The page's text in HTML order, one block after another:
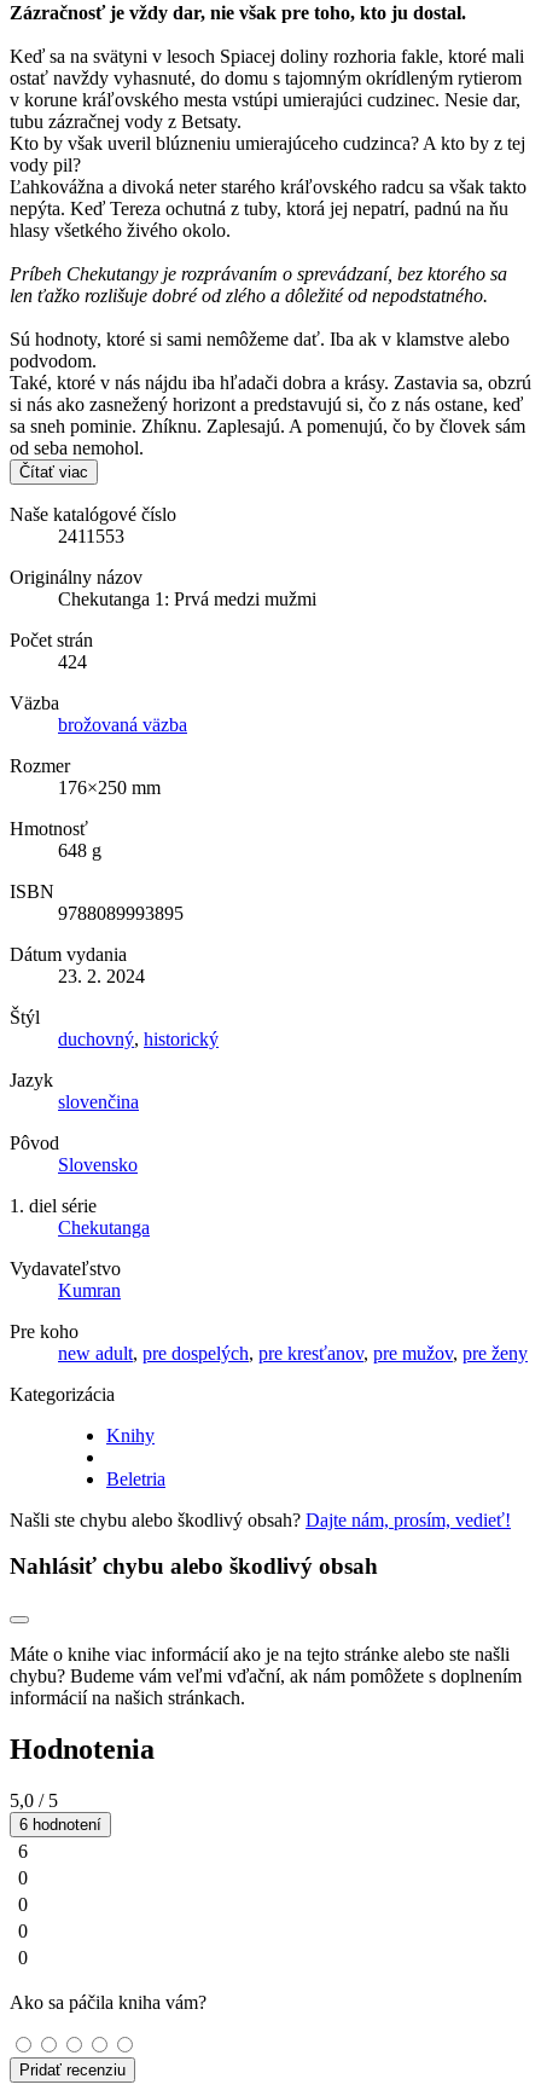
Zázračnosť je vždy dar, nie však pre toho, kto ju dostal.
Keď sa na svätyni v lesoch Spiacej doliny rozhoria fakle, ktoré mali
ostať navždy vyhasnuté, do domu s tajomným okrídleným rytierom
v korune kráľovského mesta vstúpi umierajúci cudzinec. Nesie dar,
tubu zázračnej vody z Betsaty.
Kto by však uveril blúzneniu umierajúceho cudzinca? A kto by z tej
vody pil?
Ľahkovážna a divoká neter starého kráľovského radcu sa však takto
nepýta. Keď Tereza ochutná z tuby, ktorá jej nepatrí, padnú na ňu
hlasy všetkého živého okolo.
Príbeh Chekutangy je rozprávaním o sprevádzaní, bez ktorého sa
len ťažko rozlišuje dobré od zlého a dôležité od nepodstatného.
Sú hodnoty, ktoré si sami nemôžeme dať. Iba ak v klamstve alebo
podvodom.
Také, ktoré v nás nájdu iba hľadači dobra a krásy. Zastavia sa, obzrú
si nás ako zasnežený horizont a predstavujú si, čo z nás ostane, keď
sa sneh pominie. Zhíknu. Zaplesajú. A pomenujú, čo by človek sám
od seba nemohol.
Čítať viac
Naše katalógové číslo
2411553
Originálny názov
Chekutanga 1: Prvá medzi mužmi
Počet strán
424
Väzba
brožovaná väzba
Rozmer
176×250 mm
Hmotnosť
648 g
ISBN
9788089993895
Dátum vydania
23. 2. 2024
Štýl
duchovný, historický
Jazyk
slovenčina
Pôvod
Slovensko
1. diel série
Chekutanga
Vydavateľstvo
Kumran
Pre koho
new adult, pre dospelých, pre kresťanov, pre mužov, pre ženy
Kategorizácia
Knihy
Beletria
Našli ste chybu alebo škodlivý obsah? Dajte nám, prosím, vedieť!
Nahlásiť chybu alebo škodlivý obsah
Máte o knihe viac informácií ako je na tejto stránke alebo ste našli
chybu? Budeme vám veľmi vďační, ak nám pomôžete s doplnením
informácií na našich stránkach.
Hodnotenia
5,0 / 5
6 hodnotení
6
0
0
0
0
Ako sa páčila kniha vám?
Pridať recenziu